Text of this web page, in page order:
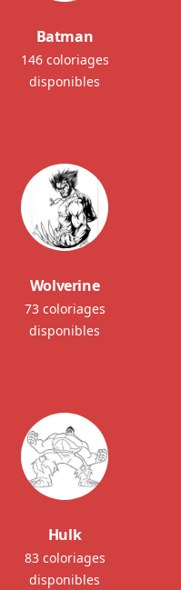
Batman
146 coloriages
disponibles
Wolverine
73 coloriages
disponibles
Hulk
83 coloriages
disponibles